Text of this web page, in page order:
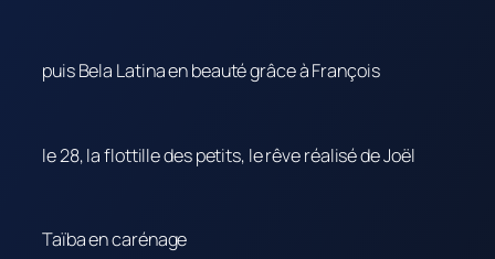
puis Bela Latina en beauté grâce à François
le 28, la flottille des petits, le rêve réalisé de Joël
Taïba en carénage